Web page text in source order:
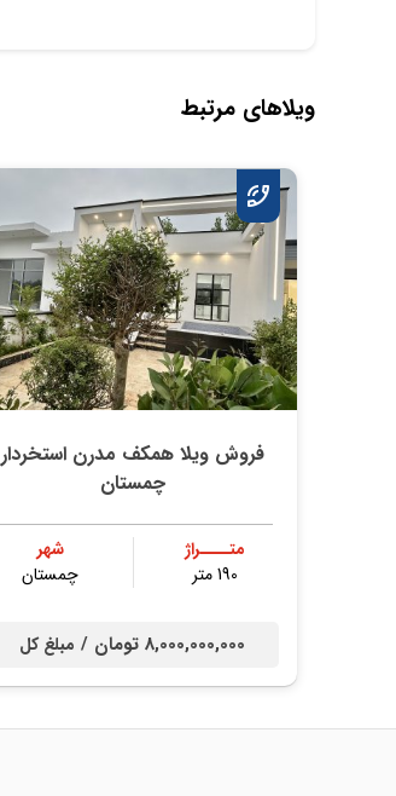
ویلاهای مرتبط
فروش ویلا همکف مدرن استخردار
چمستان
متــــراژ
190 متر
شهر
چمستان
8,000,000,000 تومان / مبلغ کل